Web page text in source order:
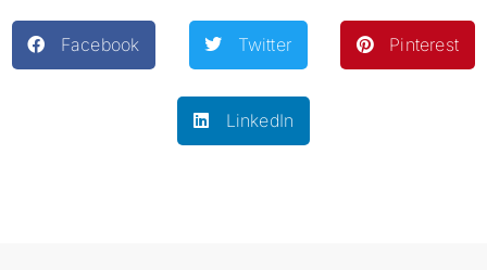
Facebook Twitter Pinterest
LinkedIn